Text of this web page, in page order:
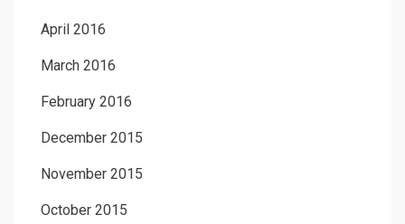
April 2016
March 2016
February 2016
December 2015
November 2015
October 2015